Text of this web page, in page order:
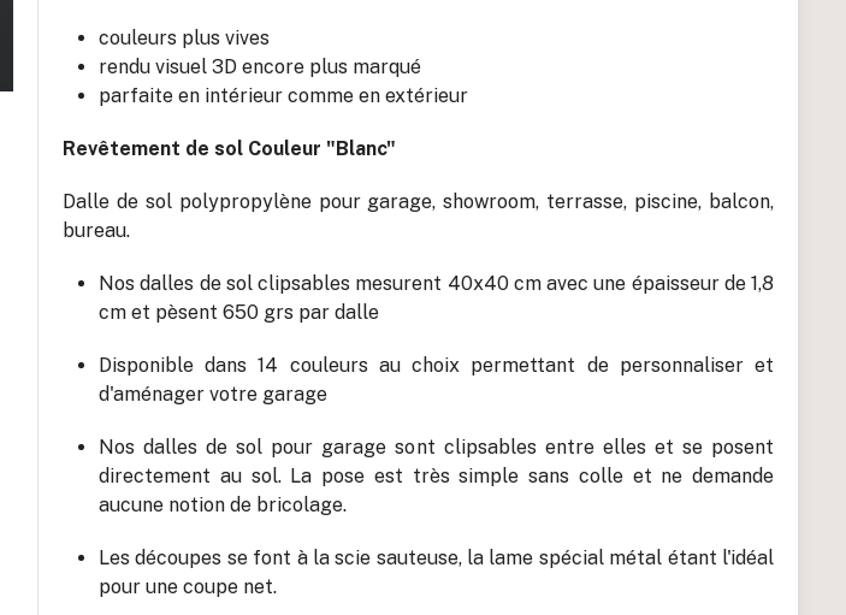
couleurs plus vives
rendu visuel 3D encore plus marqué
parfaite en intérieur comme en extérieur
Revêtement de sol Couleur "Blanc"
Dalle de sol polypropylène pour garage, showroom, terrasse, piscine, balcon,
bureau.
Nos dalles de sol clipsables mesurent 40x40 cm avec une épaisseur de 1,8
cm et pèsent 650 grs par dalle
Disponible dans 14 couleurs au choix permettant de personnaliser et
d'aménager votre garage
Nos dalles de sol pour garage sont clipsables entre elles et se posent
directement au sol. La pose est très simple sans colle et ne demande
aucune notion de bricolage.
Les découpes se font à la scie sauteuse, la lame spécial métal étant l'idéal
pour une coupe net.